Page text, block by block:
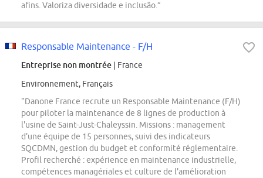
afins. Valoriza diversidade e inclusão.”
Responsable Maintenance - F/H
Entreprise non montrée | France
Environnement, Français
“Danone France recrute un Responsable Maintenance (F/H)
pour piloter la maintenance de 8 lignes de production à
l'usine de Saint-Just-Chaleyssin. Missions : management
d'une équipe de 15 personnes, suivi des indicateurs
SQCDMN, gestion du budget et conformité réglementaire.
Profil recherché : expérience en maintenance industrielle,
compétences managériales et culture de l'amélioration